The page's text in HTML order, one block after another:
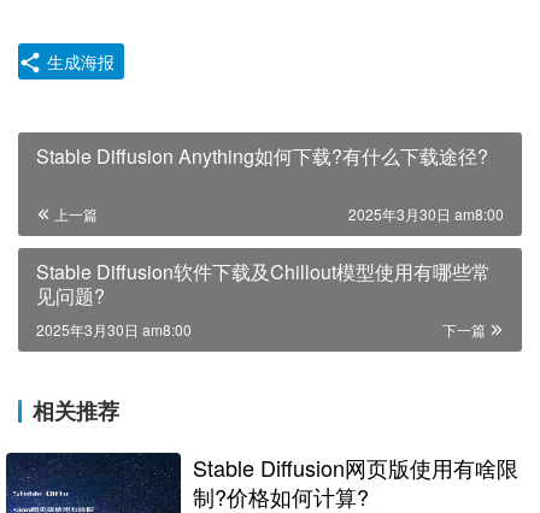
生成海报
Stable Diffusion Anything如何下载?有什么下载途径?
上一篇 2025年3月30日 am8:00
Stable Diffusion软件下载及Chillout模型使用有哪些常
见问题?
下一篇
2025年3月30日 am8:00
相关推荐
Stable Diffusion网页版使用有啥限
制?价格如何计算?